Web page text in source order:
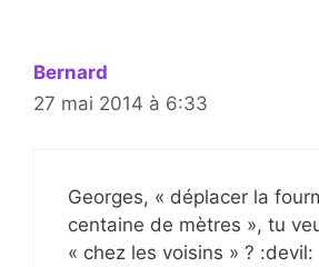
Bernard
27 mai 2014 à 6:33
Georges, « déplacer la
centaine de mètres », tu
« chez les voisins » ? :devil: